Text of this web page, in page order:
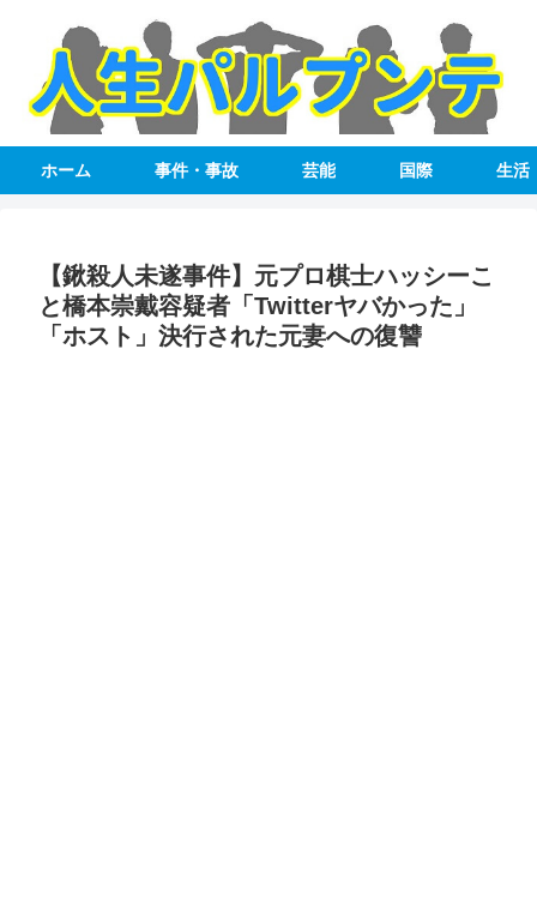
ホーム 事件・事故 芸能 国際 生活
【鍬殺人未遂事件】元プロ棋士ハッシーこ
と橋本崇戴容疑者「Twitterヤバかった」
「ホスト」決行された元妻への復讐